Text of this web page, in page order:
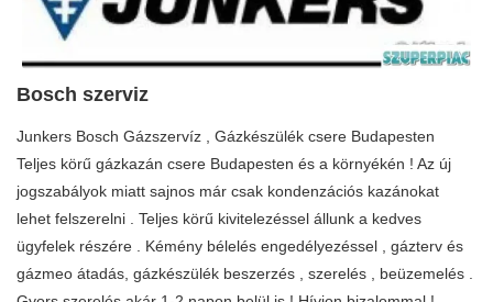
Bosch szerviz
Junkers Bosch Gázszervíz , Gázkészülék csere Budapesten
Teljes körű gázkazán csere Budapesten és a környékén ! Az új
jogszabályok miatt sajnos már csak kondenzációs kazánokat
lehet felszerelni . Teljes körű kivitelezéssel állunk a kedves
ügyfelek részére . Kémény bélelés engedélyezéssel , gázterv és
gázmeo átadás, gázkészülék beszerzés , szerelés , beüzemelés .